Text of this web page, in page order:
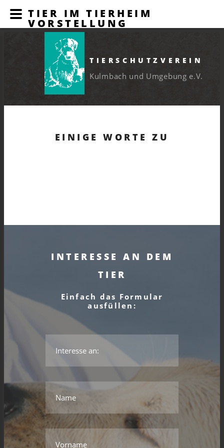
TIERSCHUTZVEREIN
Kulmbach und Umgebung e.V.
EINIGE WORTE ZU
INTERESSE AN DEM
TIER
Einfach das Formular
ausfüllen:
Name
*Dieses Feld wird benötigt.
*Das ist kein gültiger Name.
Vorname
TIER IM TIERHEIM
VORSTELLUNG